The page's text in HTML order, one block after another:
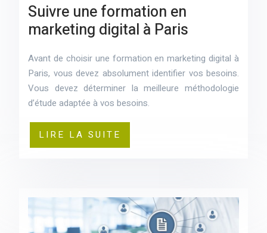
Suivre une formation en
marketing digital à Paris
Avant de choisir une formation en marketing digital à
Paris, vous devez absolument identifier vos besoins.
Vous devez déterminer la meilleure méthodologie
d’étude adaptée à vos besoins.
LIRE LA SUITE